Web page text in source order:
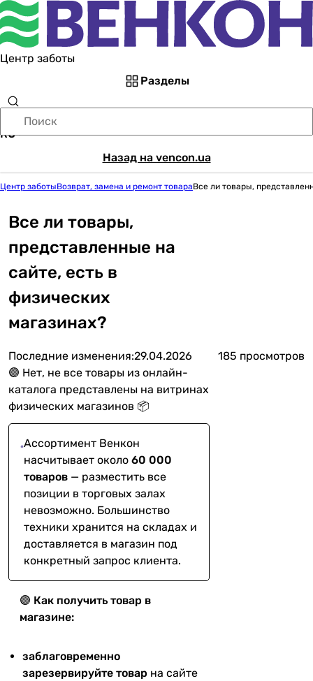
Центр заботы
Разделы
RU
Назад на vencon.ua
Центр заботыВозврат, замена и ремонт товараВсе ли товары,
Все ли товары,
представленные на
сайте, есть в
физических
магазинах?
Последние изменения:29.04.2026
185 просмотров
🟣 Нет, не все товары из онлайн-
каталога представлены на витринах
физических магазинов 📦
Ассортимент Венкон
насчитывает около 60 000
товаров— разместить все
позиции в торговых залах
невозможно. Большинство
техники хранится на складах и
доставляется в магазин под
конкретный запрос клиента.
🟣 Как получить товар в
магазине:
заблаговременно
зарезервируйте товар на сайте